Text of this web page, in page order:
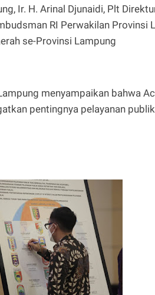
Ir. H. Arinal Djunaidi, Plt
RI Perwakilan Provinsi
se-Provinsi Lampung
menyampaikan bahwa
pentingnya pelayanan